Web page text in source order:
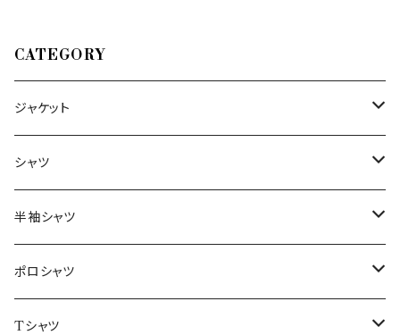
CATEGORY
ジャケット
～44/S
46/M
48/L
50/XL～
シャツ
～44/S
46/M
48/L
半袖シャツ
～44/S
46/M
ポロシャツ
～44/S
Tシャツ